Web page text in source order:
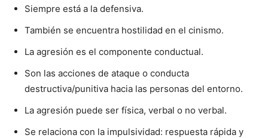
Siempre está a la defensiva.
También se encuentra hostilidad en el cinismo.
La agresión es el componente conductual.
Son las acciones de ataque o conducta
destructiva/punitiva hacia las personas del entorno.
La agresión puede ser física, verbal o no verbal.
Se relaciona con la impulsividad: respuesta rápida y